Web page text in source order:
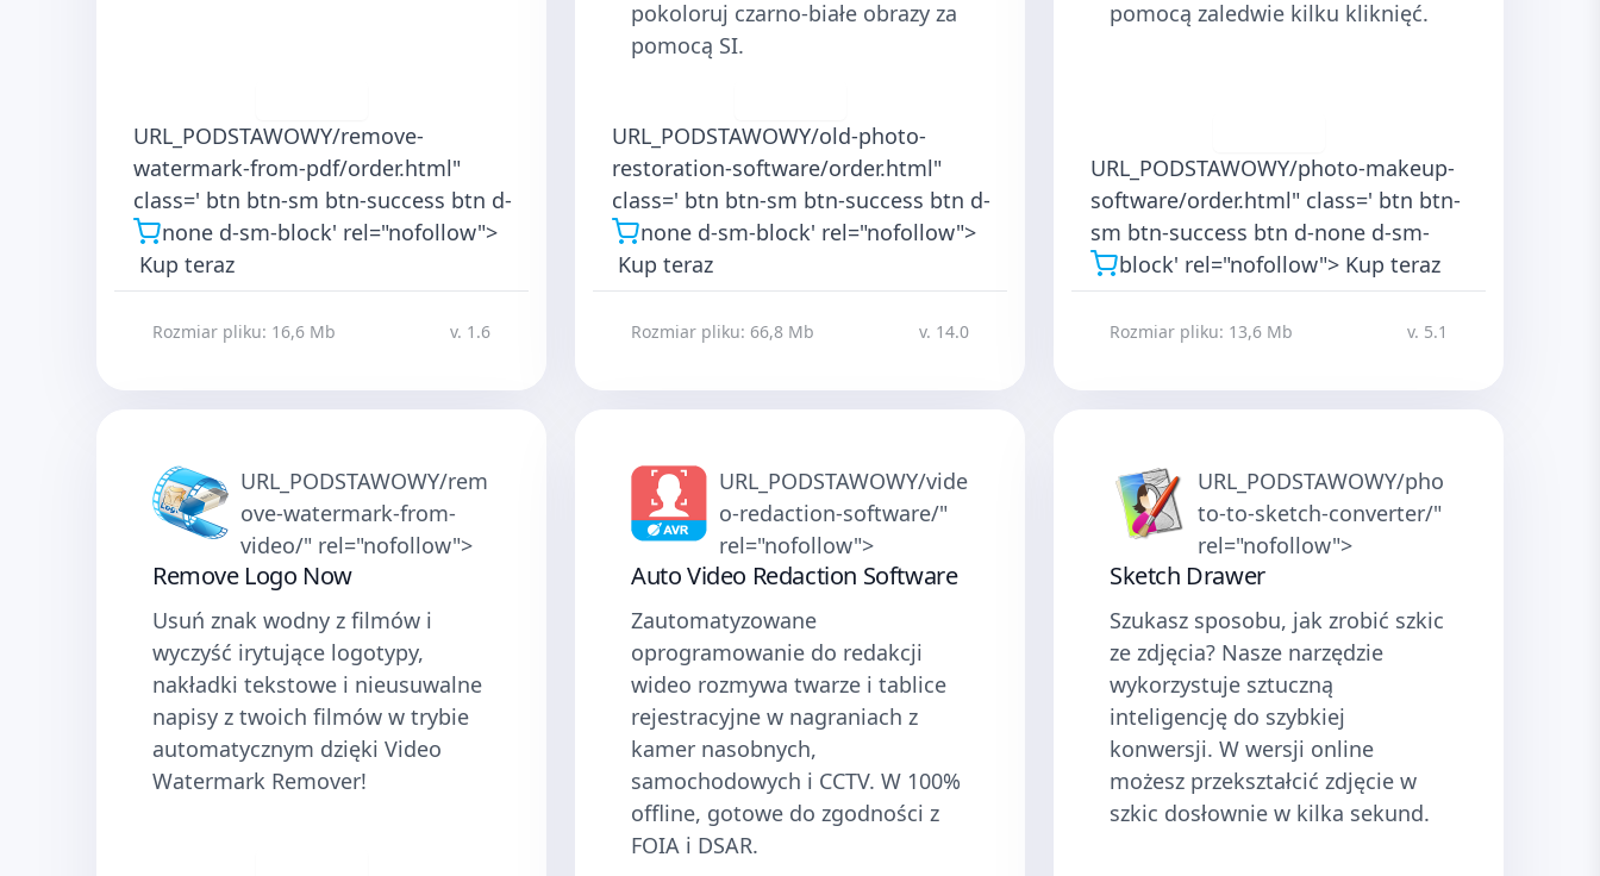
URL_PODSTAWOWY/remove-
watermark-from-pdf/order.html"
class=' btn btn-sm btn-success btn d-
none d-sm-block' rel="nofollow">
Kup teraz
Rozmiar pliku: 16,6 Mb v. 1.6
pokoloruj czarno-białe obrazy za
pomocą SI.
URL_PODSTAWOWY/old-photo-
restoration-software/order.html"
class=' btn btn-sm btn-success btn d-
none d-sm-block' rel="nofollow">
Kup teraz
Rozmiar pliku: 66,8 Mb v. 14.0
pomocą zaledwie kilku kliknięć.
URL_PODSTAWOWY/photo-makeup-
software/order.html" class=' btn btn-
sm btn-success btn d-none d-sm-
block' rel="nofollow">Kup teraz
Rozmiar pliku: 13,6 Mb v. 5.1
URL_PODSTAWOWY/rem
ove-watermark-from-
video/" rel="nofollow">
Remove Logo Now
Usuń znak wodny z filmów i
wyczyść irytujące logotypy,
nakładki tekstowe i nieusuwalne
napisy z twoich filmów w trybie
automatycznym dzięki Video
Watermark Remover!
URL_PODSTAWOWY/vide
o-redaction-software/"
rel="nofollow">
Auto Video Redaction Software
Zautomatyzowane
oprogramowanie do redakcji
wideo rozmywa twarze i tablice
rejestracyjne w nagraniach z
kamer nasobnych,
samochodowych i CCTV. W 100%
offline, gotowe do zgodności z
FOIA i DSAR.
URL_PODSTAWOWY/pho
to-to-sketch-converter/"
rel="nofollow">
Sketch Drawer
Szukasz sposobu, jak zrobić szkic
ze zdjęcia? Nasze narzędzie
wykorzystuje sztuczną
inteligencję do szybkiej
konwersji. W wersji online
możesz przekształcić zdjęcie w
szkic dosłownie w kilka sekund.